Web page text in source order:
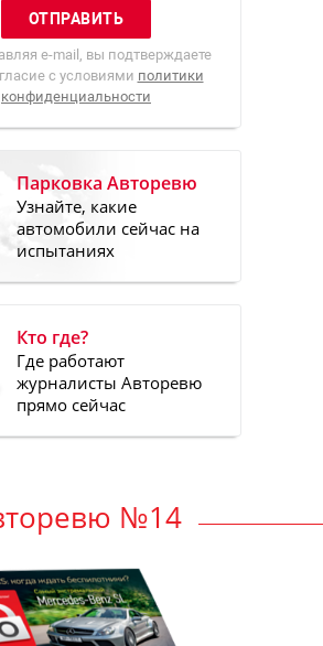
e-mail, вы подтверждаете
с условиями политики
конфиденциальности
Парковка Авторевю
Узнайте, какие
автомобили сейчас на
испытаниях
Кто где?
Где работают
журналисты Авторевю
прямо сейчас
№14